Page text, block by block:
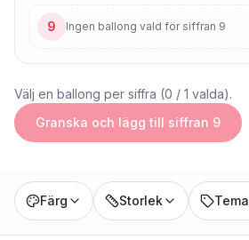
9 Ingen ballong vald för siffran 9
Välj en ballong per siffra (0 / 1 valda).
Granska och lägg till siffran 9
Färg Storlek Tema